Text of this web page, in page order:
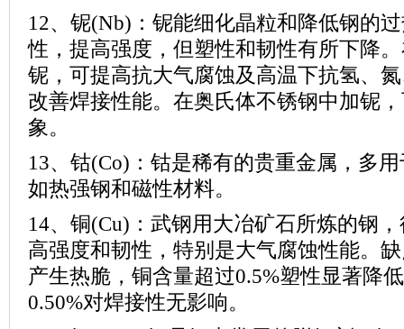
12、铌(Nb) ：铌能细化晶粒和降低钢的
性，提高强度，但塑性和韧性有所下降
铌，可提高抗大气腐蚀及高温下抗氢、
改善焊接性能。在奥氏体不锈钢中加铌
象。
13、钴(Co) ：钴是稀有的贵重金属，多
如热强钢和磁性材料。
14、铜(Cu) ：武钢用大冶矿石所炼的钢
高强度和韧性，特别是大气腐蚀性能。
产生热脆，铜含量超过0.5%塑性显著降
0.50%对焊接性无影响。